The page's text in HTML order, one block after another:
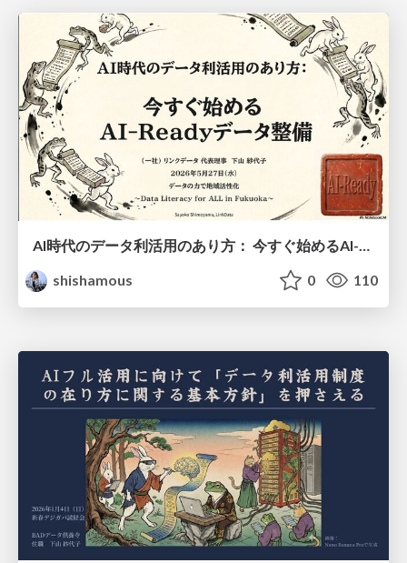
AI時代のデータ利活用のあり方： 今すぐ始めるAI-Readyデータ整備
shishamous
0 110